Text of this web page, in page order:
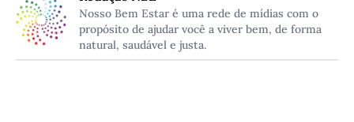
Nosso Bem Estar é uma rede de mídias com o
propósito de ajudar você a viver bem, de forma
natural, saudável e justa.